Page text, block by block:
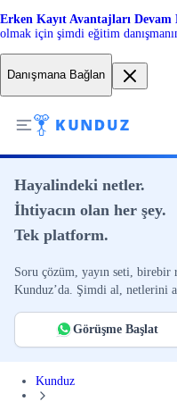
Erken Kayıt Avantajları Devam
olmak için şimdi eğitim
Danışmana Bağlan
Hayalindeki netler.
İhtiyacın olan her şey.
Tek platform.
Soru çözüm, yayın seti, birebir
Kunduz’da. Şimdi al, netlerini
Görüşme Başlat
Kunduz